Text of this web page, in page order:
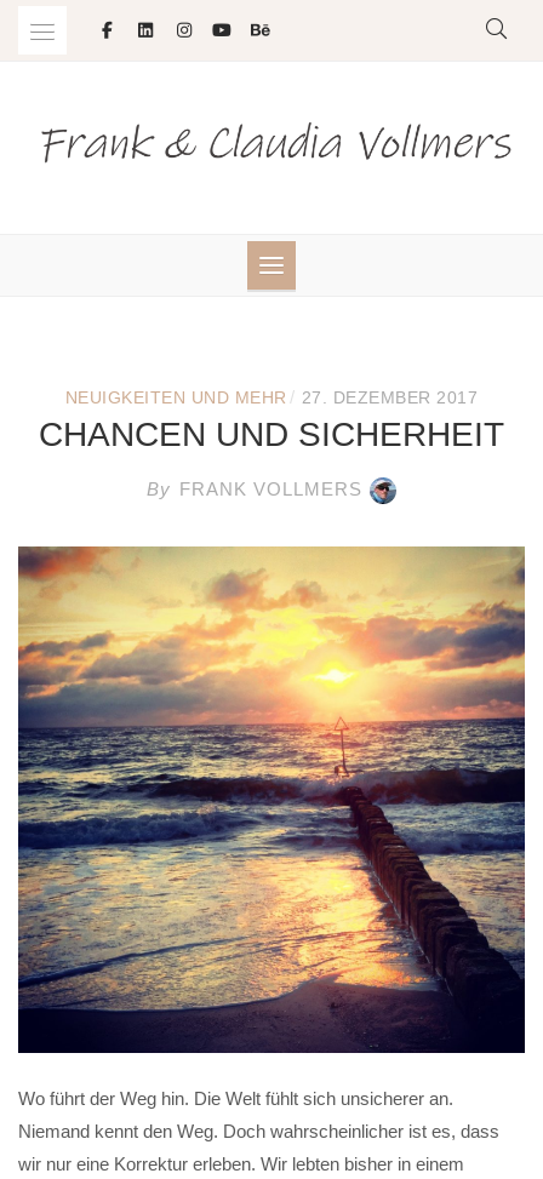
NEUIGKEITEN UND MEHR / 27. DEZEMBER 2017
CHANCEN UND SICHERHEIT
By FRANK VOLLMERS
Wo führt der Weg hin. Die Welt fühlt sich unsicherer an.
Niemand kennt den Weg. Doch wahrscheinlicher ist es, dass
wir nur eine Korrektur erleben. Wir lebten bisher in einem